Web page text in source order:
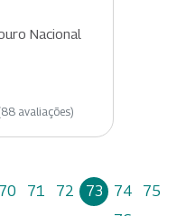
Nacional
avaliações)
70 71 72 73 74
75